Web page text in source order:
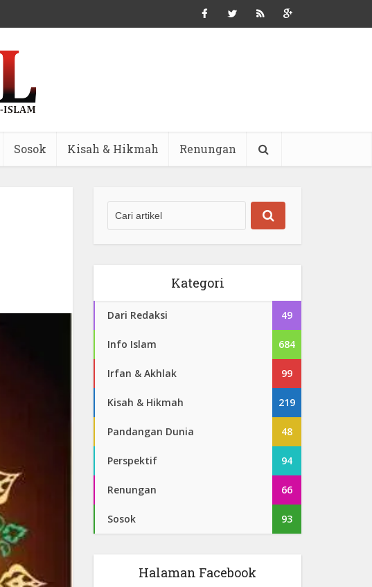
Sosok Kisah & Hikmah Renungan
Kategori
Dari Redaksi 49
Info Islam 684
Irfan & Akhlak 99
Kisah & Hikmah 219
Pandangan Dunia 48
Perspektif 94
Renungan 66
Sosok 93
Halaman Facebook